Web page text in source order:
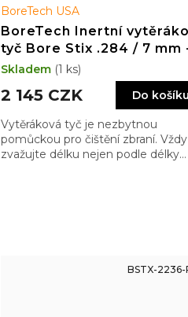
BoreTech USA
BoreTech Inertní
tyč Bore Stix .284 / 7 mm
.30 / 8 mm, délka 36"
2 145 CZK Do košíku
Vytěráková tyč je nezbytnou
pomůckou pro čištění zbraní. Vždy
zvažujte délku nejen podle délky
Skladem (1 ks)
BSTX-2236-